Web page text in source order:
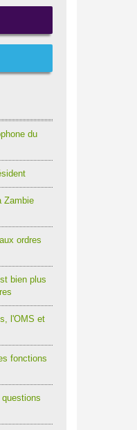
du
Zambie
ordres
bien plus
l'OMS et
fonctions